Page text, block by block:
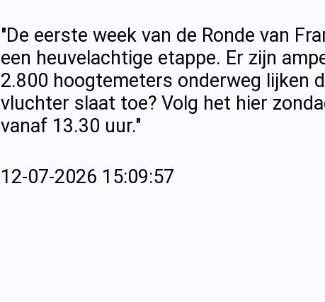
"De eerste week van de Ronde van
een heuvelachtige etappe. Er zijn
2.800 hoogtemeters onderweg lijken
vluchter slaat toe? Volg het hier
vanaf 13.30 uur."
12-07-2026 15:09:57